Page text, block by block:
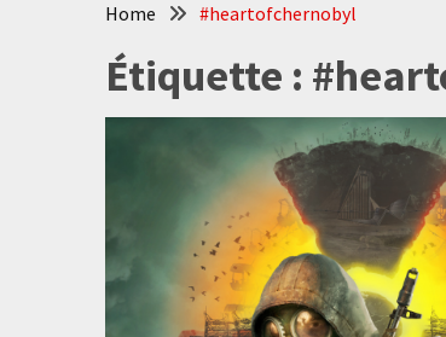
Home #heartofchernobyl
Étiquette :